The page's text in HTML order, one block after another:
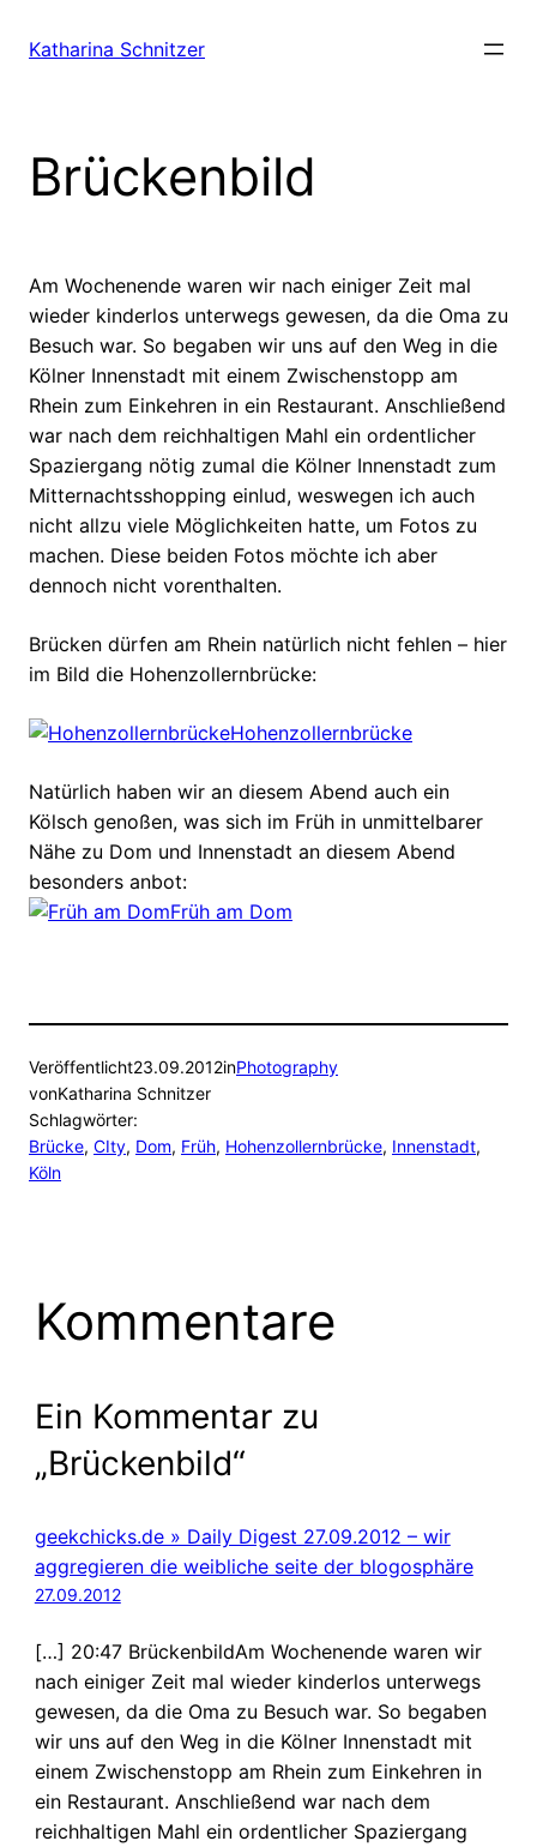
InhaltKatharina Schnitzer
Brückenbild
Am Wochenende waren wir nach einiger Zeit mal
wieder kinderlos unterwegs gewesen, da die Oma zu
Besuch war. So begaben wir uns auf den Weg in die
Kölner Innenstadt mit einem Zwischenstopp am
Rhein zum Einkehren in ein Restaurant. Anschließend
war nach dem reichhaltigen Mahl ein ordentlicher
Spaziergang nötig zumal die Kölner Innenstadt zum
Mitternachtsshopping einlud, weswegen ich auch
nicht allzu viele Möglichkeiten hatte, um Fotos zu
machen. Diese beiden Fotos möchte ich aber
dennoch nicht vorenthalten.
Brücken dürfen am Rhein natürlich nicht fehlen – hier
im Bild die Hohenzollernbrücke:
Hohenzollernbrücke
Natürlich haben wir an diesem Abend auch ein
Kölsch genoßen, was sich im Früh in unmittelbarer
Nähe zu Dom und Innenstadt an diesem Abend
besonders anbot:
Früh am Dom
Veröffentlicht23.09.2012inPhotography
vonKatharina Schnitzer
Schlagwörter:
Brücke, CIty, Dom, Früh, Hohenzollernbrücke, Innenstadt
Köln
Kommentare
Ein Kommentar zu
„Brückenbild“
geekchicks.de » Daily Digest 27.09.2012 – wir
aggregieren die weibliche seite der blogosphäre
27.09.2012
[…] 20:47 BrückenbildAm Wochenende waren wir
nach einiger Zeit mal wieder kinderlos unterwegs
gewesen, da die Oma zu Besuch war. So begaben
wir uns auf den Weg in die Kölner Innenstadt mit
einem Zwischenstopp am Rhein zum Einkehren in
ein Restaurant. Anschließend war nach dem
reichhaltigen Mahl ein ordentlicher Spaziergang